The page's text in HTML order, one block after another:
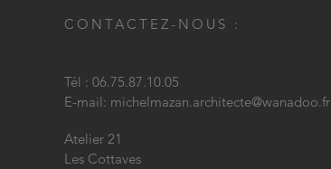
CONTACTEZ-NOUS :
Tél : 06.75.87.10.05
E-mail: michelmazan.architecte@wanadoo.fr
Atelier 21
Les Cottaves